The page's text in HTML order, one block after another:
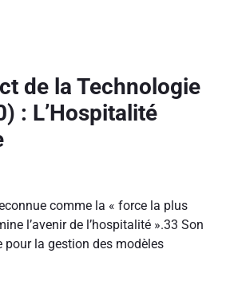
de la Technologie
: L’Hospitalité
comme la « force la plus
l’avenir de l’hospitalité ».33 Son
pour la gestion des modèles